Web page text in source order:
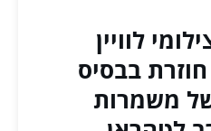
לוויין
בבסיס
משמרות